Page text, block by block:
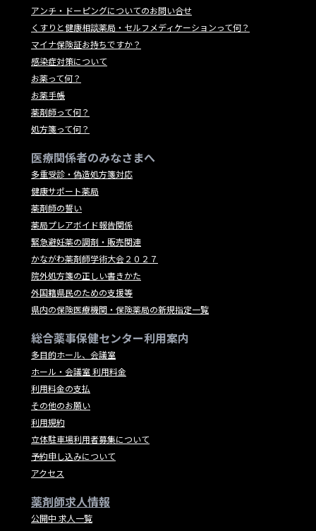
アンチ・ドーピングについてのお問い合せ
くすりと健康相談薬局・セルフメディケーションって何？
マイナ保険証お持ちですか？
感染症対策について
お薬って何？
お薬手帳
薬剤師って何？
処方箋って何？
医療関係者のみなさまへ
多重受診・偽造処方箋対応
健康サポート薬局
薬剤師の誓い
薬局プレアボイド報告関係
緊急避妊薬の調剤・販売関連
かながわ薬剤師学術大会２０２７
院外処方箋の正しい書きかた
外国籍県民のための支援等
県内の保険医療機関・保険薬局の新規指定一覧
総合薬事保健センター利用案内
多目的ホール、会議室
ホール・会議室 利用料金
利用料金の支払
その他のお願い
利用規約
立体駐車場利用者募集について
予約申し込みについて
アクセス
薬剤師求人情報
公開中 求人一覧